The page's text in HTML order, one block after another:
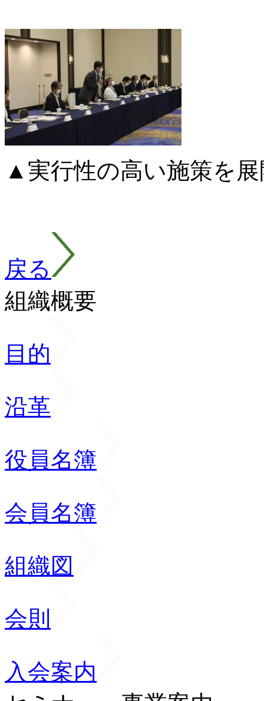
▲実行性の高い施策を
戻る
組織概要
目的
沿革
役員名簿
会員名簿
組織図
会則
入会案内